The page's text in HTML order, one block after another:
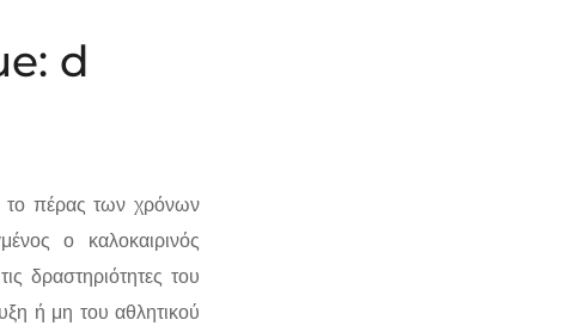
d
το πέρας των χρόνων
ο καλοκαιρινός
δραστηριότητες του
ή μη του αθλητικού